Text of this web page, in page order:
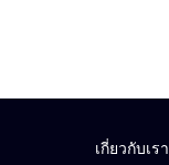
เกี่ยวกับเรา